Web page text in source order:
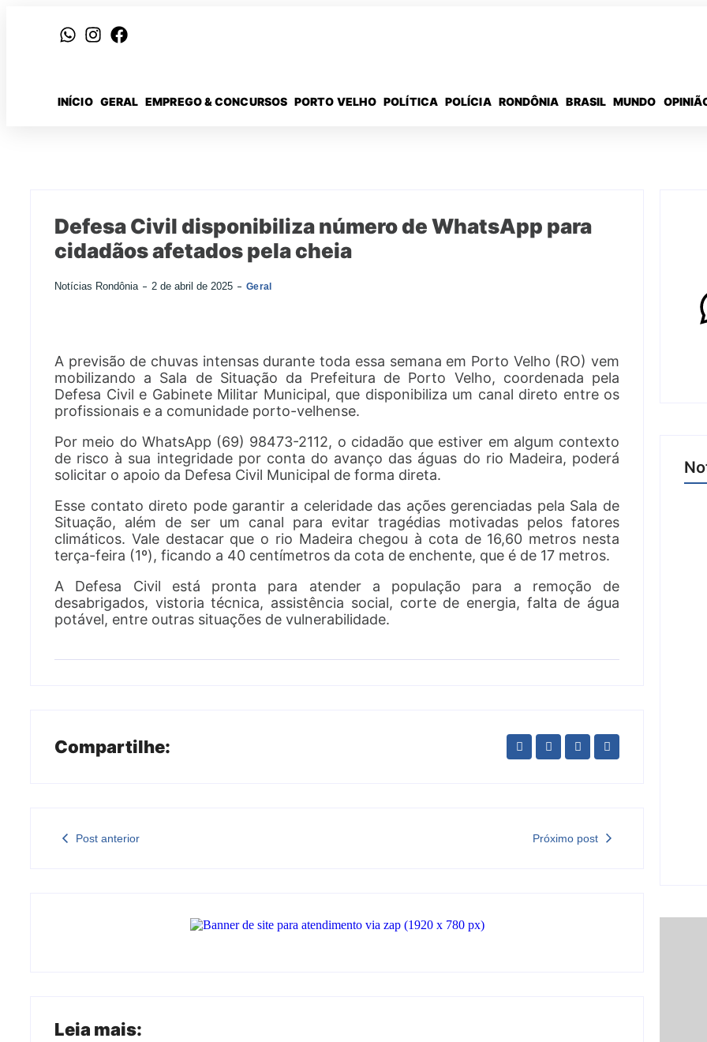
INÍCIO GERAL EMPREGO & CONCURSOS PORTO VELHO POLÍTICA POLÍCIA RONDÔNIA BRASIL MUNDO
Defesa Civil disponibiliza número de WhatsApp para
cidadãos afetados pela cheia
Notícias Rondônia 2 de abril de 2025 Geral
A previsão de chuvas intensas durante toda essa semana em Porto Velho (RO) vem
mobilizando a Sala de Situação da Prefeitura de Porto Velho, coordenada pela
Defesa Civil e Gabinete Militar Municipal, que disponibiliza um canal direto entre os
profissionais e a comunidade porto-velhense.
Por meio do WhatsApp (69) 98473-2112, o cidadão que estiver em algum contexto
de risco à sua integridade por conta do avanço das águas do rio Madeira, poderá
solicitar o apoio da Defesa Civil Municipal de forma direta.
Esse contato direto pode garantir a celeridade das ações gerenciadas pela Sala de
Situação, além de ser um canal para evitar tragédias motivadas pelos fatores
climáticos. Vale destacar que o rio Madeira chegou à cota de 16,60 metros nesta
terça-feira (1º), ficando a 40 centímetros da cota de enchente, que é de 17 metros.
A Defesa Civil está pronta para atender a população para a remoção de
desabrigados, vistoria técnica, assistência social, corte de energia, falta de água
potável, entre outras situações de vulnerabilidade.
Compartilhe:
Post anterior Próximo post
Leia mais: